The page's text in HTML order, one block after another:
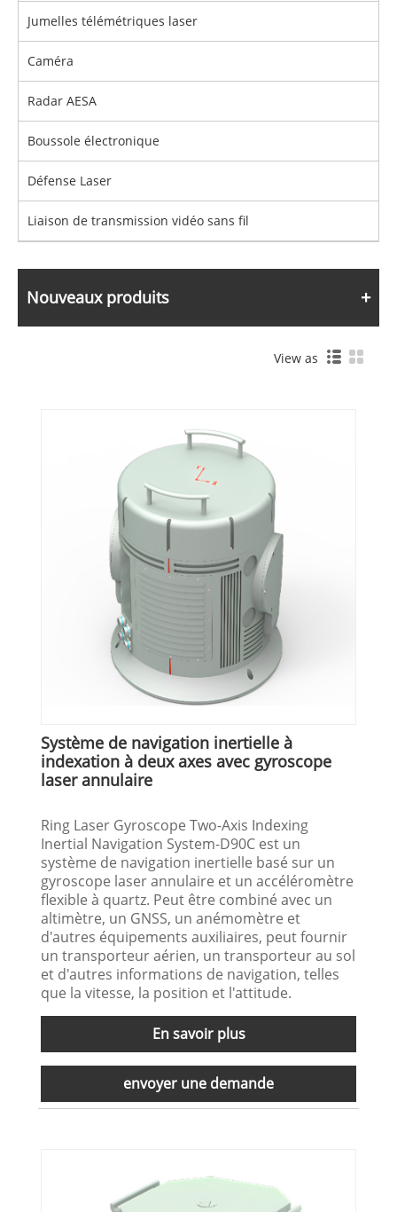
Jumelles télémétriques laser
Caméra
Radar AESA
Boussole électronique
Défense Laser
Liaison de transmission vidéo sans fil
Nouveaux produits
View as
Système de navigation inertielle à
indexation à deux axes avec gyroscope
laser annulaire
Ring Laser Gyroscope Two-Axis Indexing
Inertial Navigation System-D90C est un
système de navigation inertielle basé sur un
gyroscope laser annulaire et un accéléromètre
flexible à quartz. Peut être combiné avec un
altimètre, un GNSS, un anémomètre et
d'autres équipements auxiliaires, peut fournir
un transporteur aérien, un transporteur au sol
et d'autres informations de navigation, telles
que la vitesse, la position et l'attitude.
En savoir plus
envoyer une demande